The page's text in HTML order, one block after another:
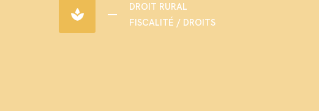
spa
DROIT RURAL
FISCALITÉ / DROITS